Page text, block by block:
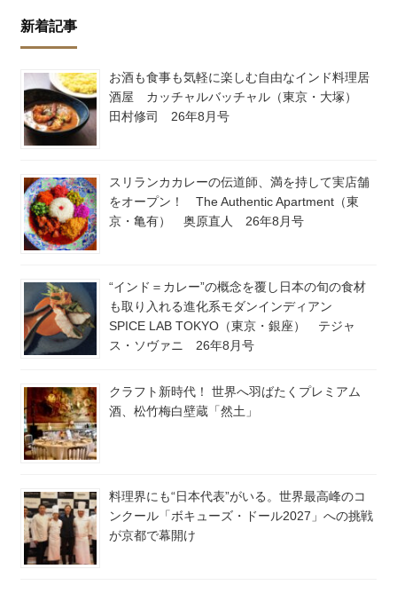
新着記事
お酒も食事も気軽に楽しむ自由なインド料理居
酒屋 カッチャルバッチャル（東京・大塚）
田村修司 26年8月号
スリランカカレーの伝道師、満を持して実店舗
をオープン！ The Authentic Apartment（東
京・亀有） 奥原直人 26年8月号
“インド＝カレー”の概念を覆し日本の旬の食材
も取り入れる進化系モダンインディアン
SPICE LAB TOKYO（東京・銀座） テジャ
ス・ソヴァニ 26年8月号
クラフト新時代！ 世界へ羽ばたくプレミアム
酒、松竹梅白壁蔵「然土」
料理界にも“日本代表”がいる。世界最高峰のコ
ンクール「ボキューズ・ドール2027」への挑戦
が京都で幕開け